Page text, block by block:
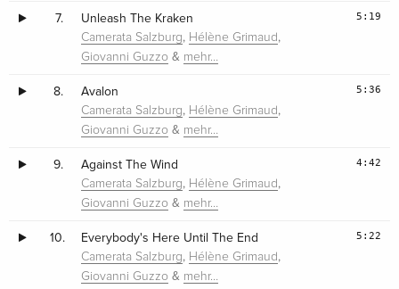
7. Unleash The Kraken
Camerata Salzburg, Hélène Grimaud,
Giovanni Guzzo & mehr…
5:19
8. Avalon
Camerata Salzburg, Hélène Grimaud,
Giovanni Guzzo & mehr…
5:36
9. Against The Wind
Camerata Salzburg, Hélène Grimaud,
Giovanni Guzzo & mehr…
4:42
10. Everybody's Here Until The End
Camerata Salzburg, Hélène Grimaud,
Giovanni Guzzo & mehr…
5:22